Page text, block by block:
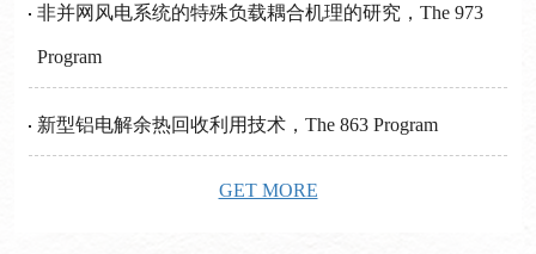
非并网风电系统的特殊负载耦合机理的研究，The 973
Program
新型铝电解余热回收利用技术，The 863 Program
GET MORE